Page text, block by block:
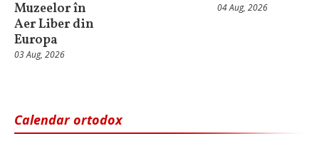
Muzeelor în
Aer Liber din
Europa
03 Aug, 2026
04 Aug, 2026
Calendar ortodox